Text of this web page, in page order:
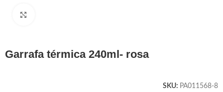
garrafa térmica 240ml- rosa
SKU: PA011568-8